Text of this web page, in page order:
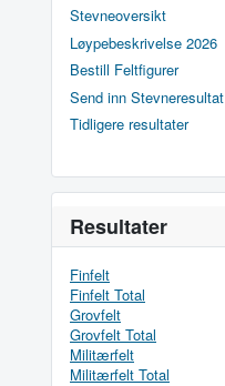
Stevneoversikt
Løypebeskrivelse 2026
Bestill Feltfigurer
Send inn Stevneresultat
Tidligere resultater
Resultater
Finfelt
Finfelt Total
Grovfelt
Grovfelt Total
Militærfelt
Militærfelt Total